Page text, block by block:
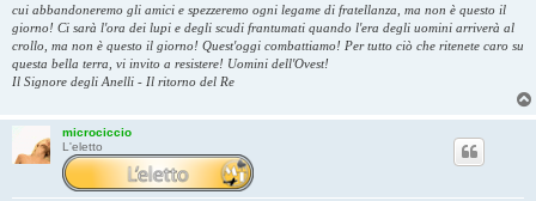
cui abbandoneremo gli amici e spezzeremo ogni legame di fratellanza, ma non è questo il
giorno! Ci sarà l'ora dei lupi e degli scudi frantumati quando l'era degli uomini arriverà al
crollo, ma non è questo il giorno! Quest'oggi combattiamo! Per tutto ciò che ritenete caro su
questa bella terra, vi invito a resistere! Uomini dell'Ovest!
Il Signore degli Anelli - Il ritorno del Re
microciccio
L'eletto